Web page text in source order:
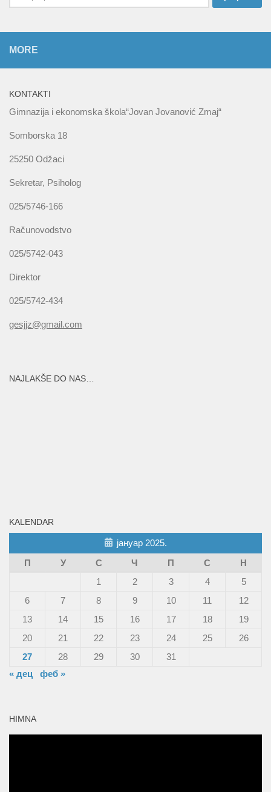
за:
MORE
KONTAKTI
Gimnazija i ekonomska škola“Jovan Jovanović Zmaj“
Somborska 18
25250 Odžaci
Sekretar, Psiholog
025/5746-166
Računovodstvo
025/5742-043
Direktor
025/5742-434
gesjjz@gmail.com
NAJLAKŠE DO NAS…
KALENDAR
јануар 2025.
П
У С Ч П С
Н
1
2 3 4
5
6
7 8 9 10 11
12
13
14 15 16 17 18
19
20
21 22 23 24 25
26
27
28 29 30
31
« дец
феб »
HIMNA